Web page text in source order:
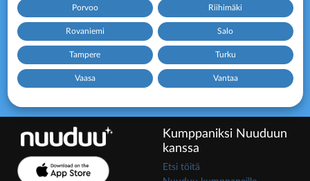
Porvoo Riihimäki
Rovaniemi Salo
Tampere Turku
Vaasa Vantaa
Kumppaniksi Nuuduun
kanssa
Etsi töitä